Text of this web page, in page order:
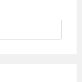
Press
to